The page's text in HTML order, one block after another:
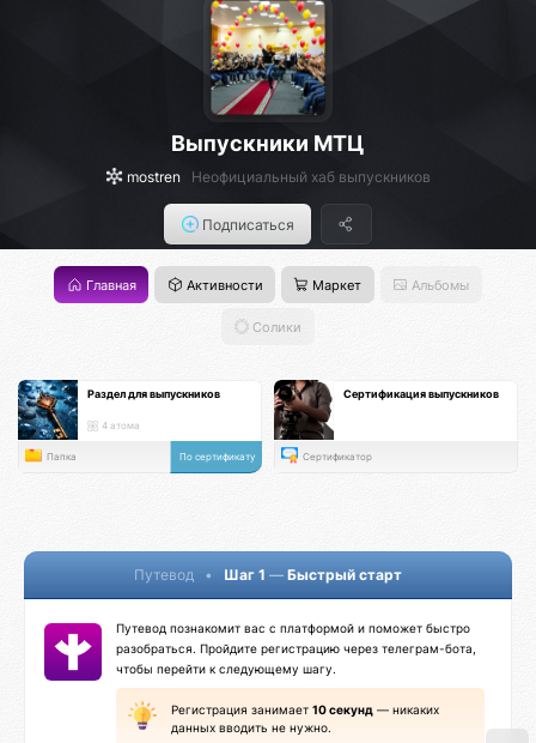
Выпускники МТЦ
mostren Неофициальный хаб выпускников
Подписаться
Главная Активности Маркет Альбомы
Солики
Раздел для выпускников
4 атома
Папка По сертификату
Сертификация выпускников
Сертификатор
Путевод • Шаг 1 — Быстрый старт
Путевод познакомит вас с платформой и поможет быстро
разобраться. Пройдите регистрацию через телеграм-бота,
чтобы перейти к следующему шагу.
Регистрация занимает 10 секунд — никаких
данных вводить не нужно.